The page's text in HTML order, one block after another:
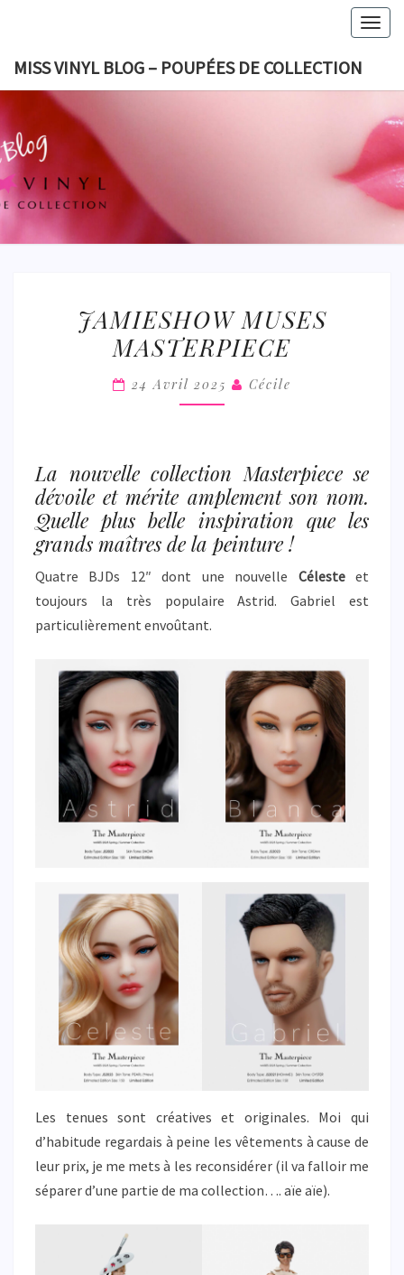
content
MISS VINYL BLOG – POUPÉES DE COLLECTION
MISS
BLOG
MUSES
MASTERPIECE
JAMIESHOW MUSES
MASTERPIECE
24 Avril 2025 Cécile
La nouvelle collection Masterpiece se
dévoile et mérite amplement son nom.
Quelle plus belle inspiration que les
grands maîtres de la peinture !
Quatre BJDs 12″ dont une nouvelle Célesteet
toujours la très populaire Astrid. Gabriel est
particulièrement envoûtant.
Les tenues sont créatives et originales. Moi qui
d’habitude regardais à peine les vêtements à cause de
leur prix, je me mets à les reconsidérer (il va falloir me
séparer d’une partie de ma collection…. aïe aïe).